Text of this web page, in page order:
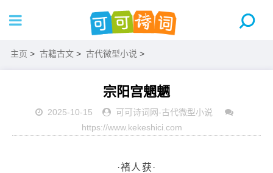
主页 > 古籍古文 > 古代微型小说 >
宗阳宫魍魉
2025-10-15 可可诗词网-古代微型小说
https://www.kekeshici.com
·褚人获·